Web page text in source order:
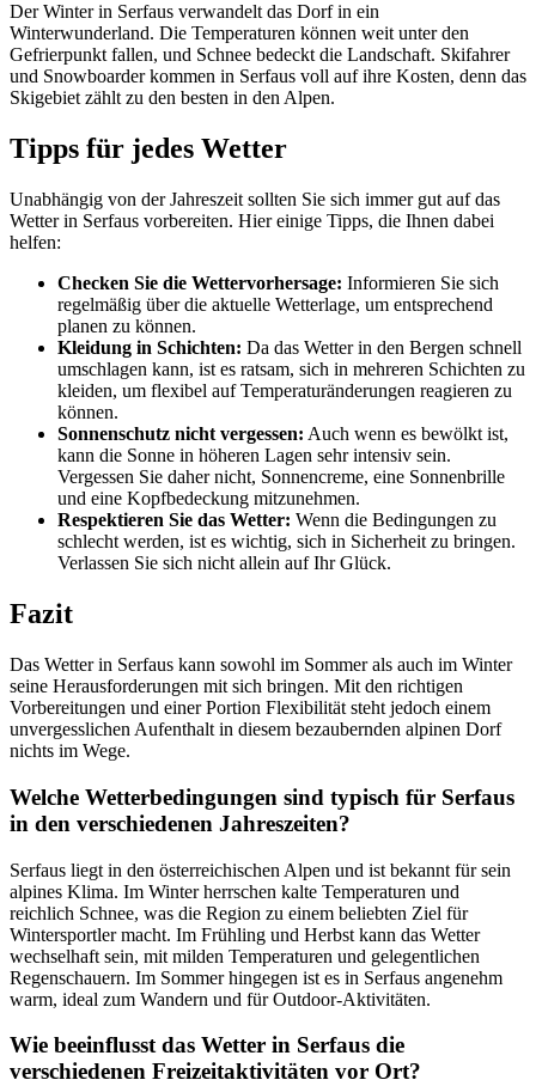
Der Winter in Serfaus verwandelt das Dorf in ein
Winterwunderland. Die Temperaturen können weit unter den
Gefrierpunkt fallen, und Schnee bedeckt die Landschaft. Skifahrer
und Snowboarder kommen in Serfaus voll auf ihre Kosten, denn das
Skigebiet zählt zu den besten in den Alpen.
Tipps für jedes Wetter
Unabhängig von der Jahreszeit sollten Sie sich immer gut auf das
Wetter in Serfaus vorbereiten. Hier einige Tipps, die Ihnen dabei
helfen:
Checken Sie die Wettervorhersage: Informieren Sie sich
regelmäßig über die aktuelle Wetterlage, um entsprechend
planen zu können.
Kleidung in Schichten: Da das Wetter in den Bergen schnell
umschlagen kann, ist es ratsam, sich in mehreren Schichten zu
kleiden, um flexibel auf Temperaturänderungen reagieren zu
können.
Sonnenschutz nicht vergessen: Auch wenn es bewölkt ist,
kann die Sonne in höheren Lagen sehr intensiv sein.
Vergessen Sie daher nicht, Sonnencreme, eine Sonnenbrille
und eine Kopfbedeckung mitzunehmen.
Respektieren Sie das Wetter: Wenn die Bedingungen zu
schlecht werden, ist es wichtig, sich in Sicherheit zu bringen.
Verlassen Sie sich nicht allein auf Ihr Glück.
Fazit
Das Wetter in Serfaus kann sowohl im Sommer als auch im Winter
seine Herausforderungen mit sich bringen. Mit den richtigen
Vorbereitungen und einer Portion Flexibilität steht jedoch einem
unvergesslichen Aufenthalt in diesem bezaubernden alpinen Dorf
nichts im Wege.
Welche Wetterbedingungen sind typisch für Serfaus
in den verschiedenen Jahreszeiten?
Serfaus liegt in den österreichischen Alpen und ist bekannt für sein
alpines Klima. Im Winter herrschen kalte Temperaturen und
reichlich Schnee, was die Region zu einem beliebten Ziel für
Wintersportler macht. Im Frühling und Herbst kann das Wetter
wechselhaft sein, mit milden Temperaturen und gelegentlichen
Regenschauern. Im Sommer hingegen ist es in Serfaus angenehm
warm, ideal zum Wandern und für Outdoor-Aktivitäten.
Wie beeinflusst das Wetter in Serfaus die
verschiedenen Freizeitaktivitäten vor Ort?